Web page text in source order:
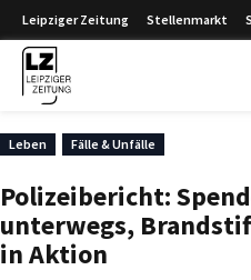
Leipziger Zeitung Stellenmarkt
Leben Fälle & Unfälle
Polizeibericht:
unterwegs,
in Aktion